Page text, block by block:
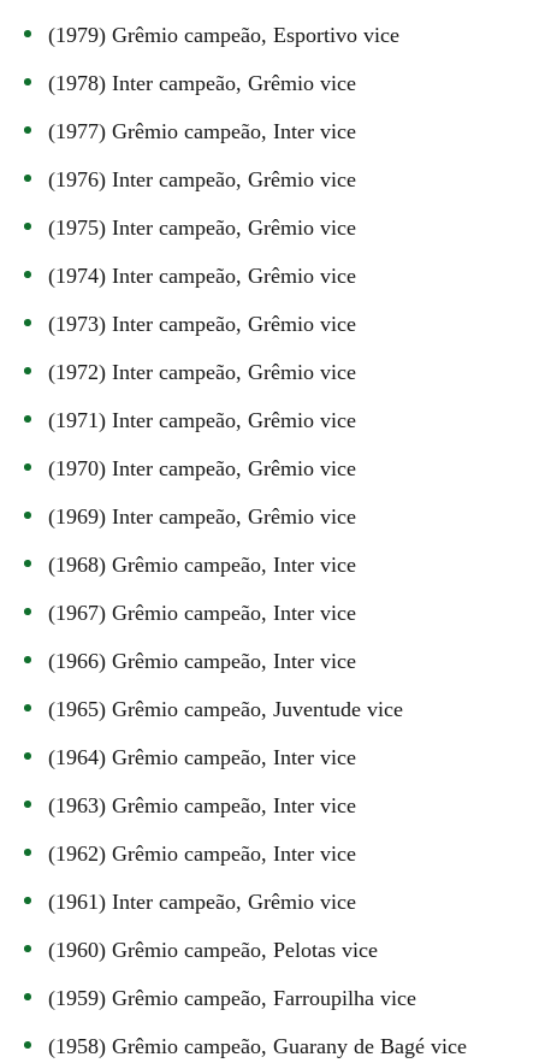
(1979) Grêmio campeão, Esportivo vice
(1978) Inter campeão, Grêmio vice
(1977) Grêmio campeão, Inter vice
(1976) Inter campeão, Grêmio vice
(1975) Inter campeão, Grêmio vice
(1974) Inter campeão, Grêmio vice
(1973) Inter campeão, Grêmio vice
(1972) Inter campeão, Grêmio vice
(1971) Inter campeão, Grêmio vice
(1970) Inter campeão, Grêmio vice
(1969) Inter campeão, Grêmio vice
(1968) Grêmio campeão, Inter vice
(1967) Grêmio campeão, Inter vice
(1966) Grêmio campeão, Inter vice
(1965) Grêmio campeão, Juventude vice
(1964) Grêmio campeão, Inter vice
(1963) Grêmio campeão, Inter vice
(1962) Grêmio campeão, Inter vice
(1961) Inter campeão, Grêmio vice
(1960) Grêmio campeão, Pelotas vice
(1959) Grêmio campeão, Farroupilha vice
(1958) Grêmio campeão, Guarany de Bagé vice